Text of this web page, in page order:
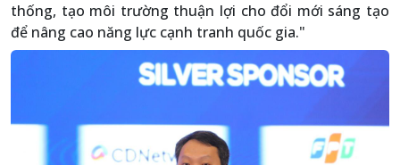
thống, tạo môi trường thuận lợi cho đổi mới sáng tạo
để nâng cao năng lực cạnh tranh quốc gia."